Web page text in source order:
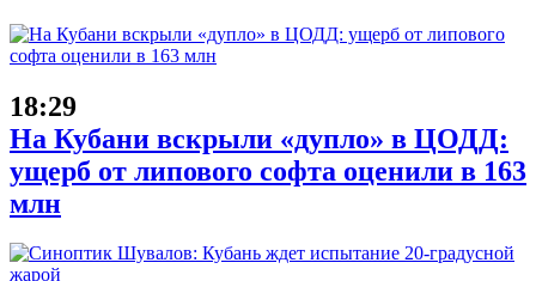
18:29
На Кубани вскрыли «дупло» в ЦОДД:
ущерб от липового софта оценили в 163
млн